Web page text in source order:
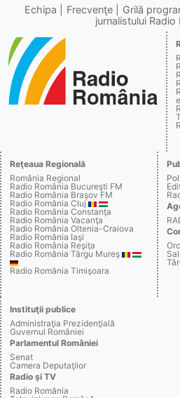
Echipa Frecvenţe Grilă
jurnalistului Radio
Reţeaua Regională
România Regional
Radio România Bucureşti FM
Radio România Braşov FM
Radio România Cluj
Radio România Constanţa
Radio România Vacanţa
Radio România Oltenia-Craiova
Radio România Iaşi
Radio România Reşiţa
Radio România Târgu Mureş
Radio România Timişoara
Instituţii publice
Administraţia Prezidenţială
Guvernul României
Parlamentul României
Senat
Camera Deputaţilor
Radio şi TV
Radio România